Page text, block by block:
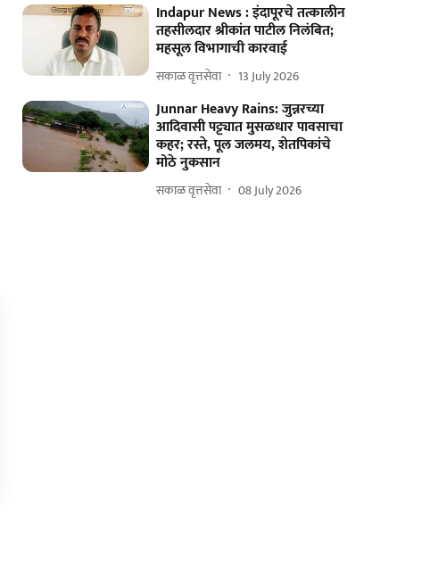
Indapur News : इंदापूरचे तत्कालीन
तहसीलदार श्रीकांत पाटील निलंबित;
महसूल विभागाची कारवाई
सकाळ वृत्तसेवा 13 July 2026
Junnar Heavy Rains: जुन्नरच्या
आदिवासी पट्ट्यात मुसळधार पावसाचा
कहर; रस्ते, पूल जलमय, शेतपिकांचे
मोठे नुकसान
सकाळ वृत्तसेवा 08 July 2026